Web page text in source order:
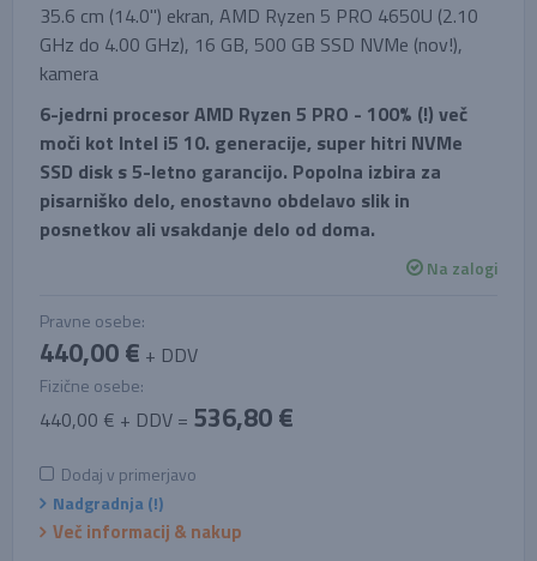
35.6 cm (14.0'') ekran, AMD Ryzen 5 PRO 4650U (2.10
GHz do 4.00 GHz), 16 GB, 500 GB SSD NVMe (nov!),
kamera
6-jedrni procesor AMD Ryzen 5 PRO - 100% (!) več
moči kot Intel i5 10. generacije, super hitri NVMe
SSD disk s 5-letno garancijo. Popolna izbira za
pisarniško delo, enostavno obdelavo slik in
posnetkov ali vsakdanje delo od doma.
Na zalogi
Pravne osebe:
440,00 € + DDV
Fizične osebe:
440,00 € + DDV = 536,80 €
Dodaj v primerjavo
Nadgradnja (!)
Več informacij & nakup